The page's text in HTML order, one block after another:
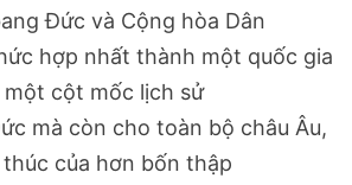
Đức và Cộng hòa Dân
hợp nhất thành một quốc gia
cột mốc lịch sử
mà còn cho toàn bộ châu Âu,
của hơn bốn thập